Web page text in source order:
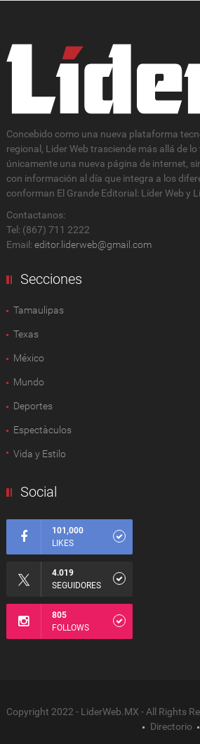
Concebido como una nueva plataforma
regional, Lider Web trasciende más allá de
únicamente una nueva página de internet,
con información al día que integra a los
conforman El Grande Editorial: Líder Web y
Contactanos:
Tel: (867) 711 2222
Email: editor.liderweb@gmail.com
Secciones
Tamaulipas
Texas
México
Mundo
Deportes
Espectàculos
Vida y Estilo
Social
101,000
LIKES
4.019
SEGUIDORES
805
FOLLOWS
Copyright 2022 - LiderWeb.MX - All Rights
Directorio